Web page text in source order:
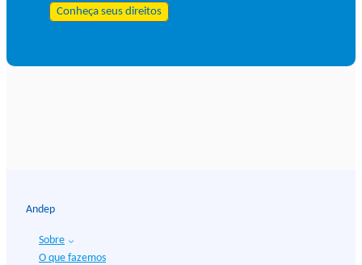
Conheça seus direitos
Andep
Sobre
O que fazemos